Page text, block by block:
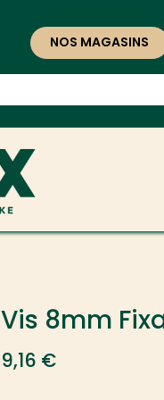
NOS MAGASINS
Vis 8mm
9,16 €